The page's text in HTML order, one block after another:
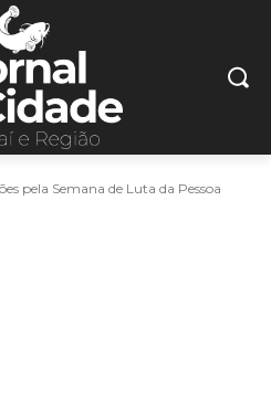
pela Semana de Luta da Pessoa